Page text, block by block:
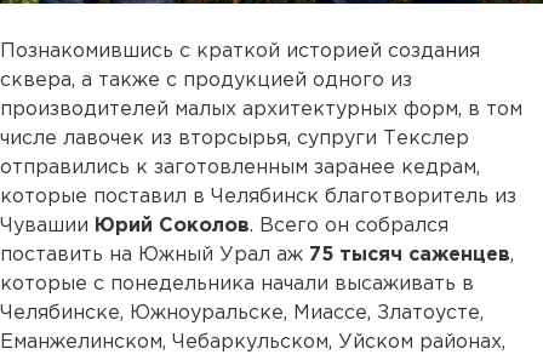
Познакомившись с краткой историей создания
сквера, а также с продукцией одного из
производителей малых архитектурных форм, в том
числе лавочек из вторсырья, супруги Текслер
отправились к заготовленным заранее кедрам,
которые поставил в Челябинск благотворитель из
Чувашии Юрий Соколов. Всего он собрался
поставить на Южный Урал аж 75 тысяч саженцев,
которые с понедельника начали высаживать в
Челябинске, Южноуральске, Миассе, Златоусте,
Еманжелинском, Чебаркульском, Уйском районах,